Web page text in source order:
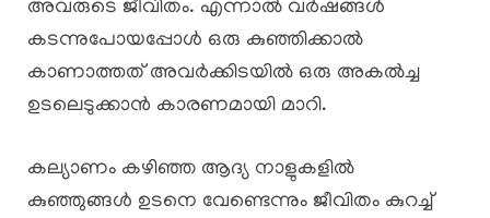
അവരുടെ ജീവിതം. എന്നാൽ വർഷങ്ങൾ
കടന്നുപോയപ്പോൾ ഒരു കുഞ്ഞിക്കാൽ
കാണാത്തത് അവർക്കിടയിൽ ഒരു അകൽച്ച
ഉടലെടുക്കാൻ കാരണമായി മാറി.
കല്യാണം കഴിഞ്ഞ ആദ്യ നാളുകളിൽ
കുഞ്ഞുങ്ങൾ ഉടനെ വേണ്ടെന്നും ജീവിതം കുറച്ച്